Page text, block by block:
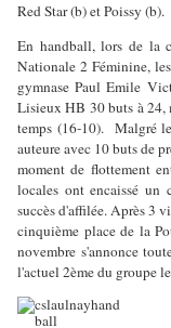
Red Star (b) et Poissy (b).
En handball, lors de la
Nationale 2 Féminine,
gymnase Paul Emile
Lisieux HB 30 buts à 24,
temps (16-10). Malgré
auteure avec 10 buts de
moment de flottement
locales ont encaissé un
succès d'affilée. Après 3
cinquième place de la
novembre s'annonce
l'actuel 2ème du groupe